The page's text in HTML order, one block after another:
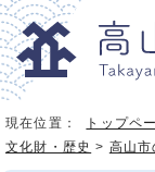
現在位置： トップペ
文化財・歴史 > 高山市